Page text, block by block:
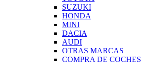
SUZUKI
HONDA
MINI
DACIA
AUDI
OTRAS MARCAS
COMPRA DE COCHES